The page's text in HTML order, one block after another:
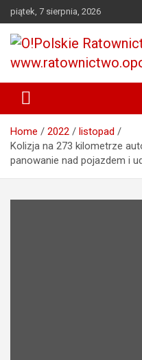
Przejdź
do
treści
piątek, 7 sierpnia, 2026
O!Polskie
Home 2022
listopad
Kolizja na 273 kilometrze
panowanie nad pojazdem i